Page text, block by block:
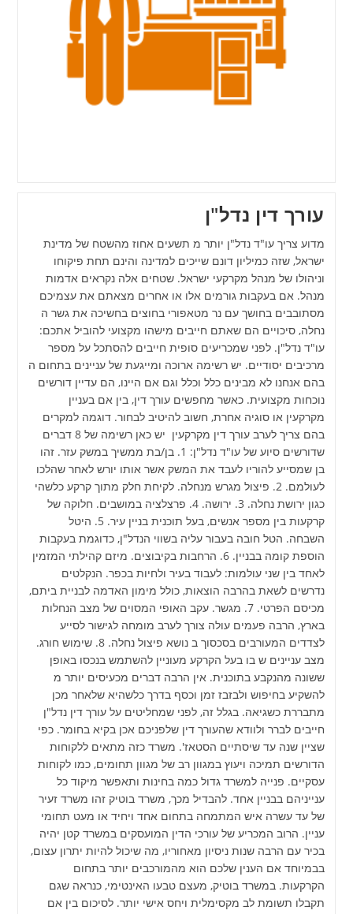
עורך דין נדל"ן
מדוע צריך עו"ד נדל"ן יותר מ תשעים אחוז מהשטח של מדינת
ישראל, שזה כמיליון דונם שייכים למדינה והינם תחת פיקוחו
וניהולו של מנהל מקרקעי ישראל. שטחים אלה נקראים אדמות
מנהל. אם בעקבות גורמים אלו או אחרים מצאתם את עצמיכם
מסתובבים בחושך עם נר מטאפורי בחוצים בחשיכה את גשר ה
נחלה, סיכויים הם שאתם חייבים מישהו מקצועי להוביל אתכם:
עו"ד נדל"ן. לפני שמכריעים סופית חייבים להסתכל על מספר
מרכיבים יסודיים. יש רשימה ארוכה ומייגעת של עניינים בתחום ה
בהם אנחנו לא מבינים כלל וכלל וגם אם היינו, הם עדיין דורשים
נוכחות מקצועית. כאשר מחפשים עורך דין, בין אם בעניין
מקרקעין או סוגיה אחרת, חשוב להיטיב לבחור. דוגמה למקרים
בהם צריך לערב עורך דין מקרקעין יש כאן רשימה של 8 דברים
שדורשים סיוע של עו"ד נדל"ן: 1. בן/בת ממשיך במשק עזר. זהו
בן שמסייע להוריו לעבד את המשק אשר אותו יורש לאחר שהלכו
לעולמם. 2. פיצול מגרש מנחלה. לקיחת חלק מתוך קרקע כלשהי
כגון ירושת נחלה. 3. ירושה. 4. פרצלציה במושבים. חלוקה של
קרקעות בין מספר אנשים, בעל תוכנית בניין עיר. 5. היטל
השבחה. הטל חובה בעבור עליה בשווי הנדל"ן, כדוגמת בעקבות
הוספת קומה בבניין. 6. הרחבות בקיבוצים. מיזם קהילתי המזמין
לאחד בין שני עולמות: לעבוד בעיר ולחיות בכפר. הנקלטים
נדרשים לשאת בהרבה הוצאות, כולל מימון האדמה לבניית ביתם,
מכיסם הפרטי. 7. מגשר. עקב האופי המסוים של מצב הנחלות
בארץ, הרבה פעמים עולה צורך לערב מומחה לגישור לסייע
לצדדים המעורבים בסכסוך ב נושא פיצול נחלה. 8. שימוש חורג.
מצב עניינים ש בו בעל הקרקע מעוניין להשתמש בנכסו באופן
ששונה מהנקבע בתוכנית. אין הרבה דברים מכעיסים יותר מ
להשקיע בחיפוש ולבזבז זמן וכסף בדרך כלשהיא שלאחר מכן
מתבררת כשגיאה. בגלל זה, לפני שמחליטים על עורך דין נדל"ן
חייבים לברר ולוודא שהעורך דין שלפניכם אכן בקיא בחומר. כפי
שציין שנה עד שיסתיים הסטאז'. משרד כזה מתאים ללקוחות
הדורשים תמיכה ויעוץ במגוון רב של מגוון תחומים, כמו לקוחות
עסקיים. פנייה למשרד גדול כמה בחינות ותאפשר מיקוד כל
ענייניהם בבניין אחד. להבדיל מכך, משרד בוטיק זהו משרד זעיר
של עד עשרה איש המתמחה בתחום אחד ויחיד או מעט תחומי
עניין. הרוב המכריע של עורכי הדין המועסקים במשרד קטן יהיה
בכיר עם הרבה שנות ניסיון מאחוריו, מה שיכול להיות יתרון עצום,
בבמיוחד אם הענין שלכם הוא מהמורכבים יותר בתחום
הקרקעות. במשרד בוטיק, מעצם טבעו האינטימי, כנראה שגם
תקבלו תשומת לב מקסימלית ויחס אישי יותר. לסיכום בין אם